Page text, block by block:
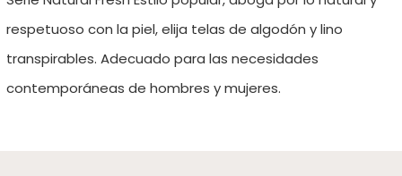
respetuoso con la piel, elija telas de algodón y lino
transpirables. Adecuado para las necesidades
contemporáneas de hombres y mujeres.